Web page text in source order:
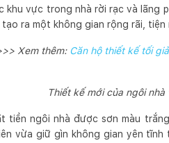
khu vực trong nhà rời rạc và lãng
tạo ra một không gian rộng rãi, tiện
Xem thêm: Căn hộ thiết kế tối
Thiết kế mới của ngôi
tiền ngôi nhà được sơn màu
vừa giữ gìn không gian yên